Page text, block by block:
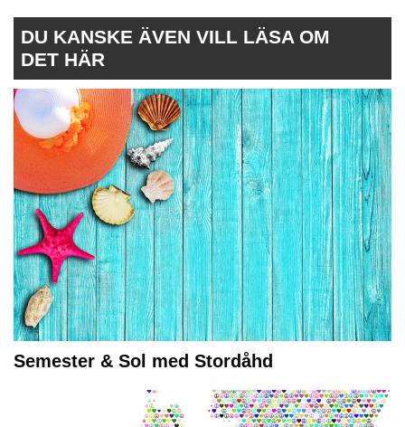
DU KANSKE ÄVEN VILL LÄSA OM
DET HÄR
Semester & Sol med Stordåhd